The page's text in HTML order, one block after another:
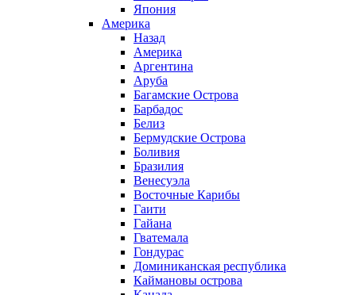
Япония
Америка
Назад
Америка
Аргентина
Аруба
Багамские Острова
Барбадос
Белиз
Бермудские Острова
Боливия
Бразилия
Венесуэла
Восточные Карибы
Гаити
Гайана
Гватемала
Гондурас
Доминиканская республика
Каймановы острова